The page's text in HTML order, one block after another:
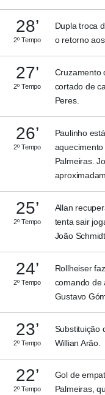
28’
2º Tempo
Dupla troca
o retorno
27’
2º Tempo
Cruzamento
cortado de
Peres.
26’
2º Tempo
Paulinho
Palmeiras.
25’
2º Tempo
Allan
tenta sair
João Schmidt.
24’
2º Tempo
Rollheiser
comando de
Gustavo
23’
2º Tempo
Substituição
Willian Arão.
22’
2º Tempo
Gol de
Palmeiras,